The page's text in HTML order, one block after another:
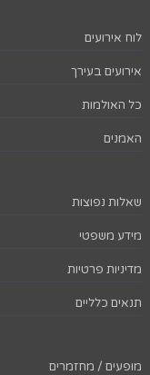
לוח אירועים
אירועים בעירך
כל האולמות
האמנים
שאלות נפוצות
מידע משפטי
מדיניות פרטיות
תנאים כלליים
מופעים / מחזמרים